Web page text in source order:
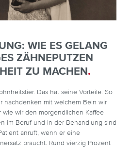
WIE ES GELANG
ZÄHNEPUTZEN Z
ZU MACHEN
.
Das hat seine Vorteile. So
nachdenken mit welchem Bein wir
wie wir den morgendlichen Kaffee
im Beruf und in der Behandlung sind
anruft, wenn er eine
braucht. Rund vierzig Prozent